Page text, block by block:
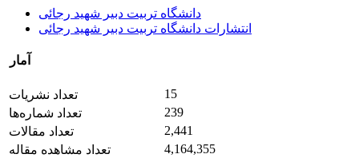
دانشگاه تربیت دبیر شهید رجائی
انتشارات دانشگاه تربیت دبیر شهید رجائی
آمار
تعداد نشریات
15
تعداد شماره‌ها
239
تعداد مقالات
2,441
تعداد مشاهده مقاله
4,164,355